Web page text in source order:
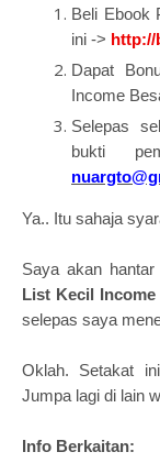
Beli Ebook
ini -> http://
Dapat
Income
Selepas
bukti
Ya.. Itu sahaja
Saya akan
List Kecil Income
selepas saya
Oklah. Setakat
Jumpa lagi di lain
Info Berkaitan: